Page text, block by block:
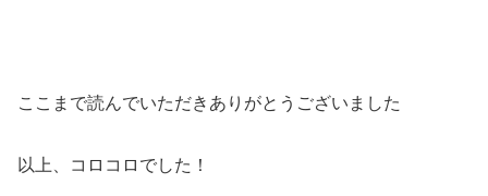
ここまで読んでいただきありがとうございました
以上、コロコロでした！